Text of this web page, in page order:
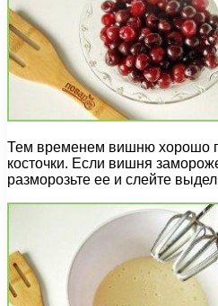
Тем временем вишню хорошо
косточки. Если вишня
разморозьте ее и слейте